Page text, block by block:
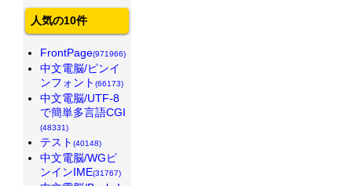
人気の10件
FrontPage(971966)
中文電脳/ピンイ
ンフォント (66173)
中文電脳/UTF-8
で簡単多言語CGI
(48331)
テスト (40148)
中文電脳/WGピ
ンインIME(31767)